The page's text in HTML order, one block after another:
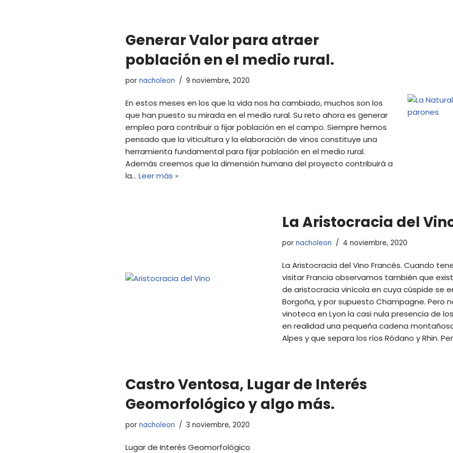
Generar Valor para atraer
población en el medio rural.
pornacholeon 9 noviembre, 2020
En estos meses en los que la vida nos ha cambiado, muchos son los
que han puesto su mirada en el medio rural. Su reto ahora es generar
empleo para contribuir a fijar población en el campo. Siempre hemos
pensado que la viticultura y la elaboración de vinos constituye una
herramienta fundamental para fijar población en el medio rural.
Además creemos que la dimensión humana del proyecto contribuirá a
la…Leer más »
La Aristocracia del
por nacholeon 4 noviembre, 2020
La Aristocracia del Vino Francés. Cuando
visitar Francia observamos también que
de aristocracia vinícola en cuya cúspide se
Borgoña, y por supuesto Champagne. Pero
vinoteca en Lyon la casi nula presencia de
en realidad una pequeña cadena
Alpes y que separa los ríos Ródano y Rhin.
Castro Ventosa, Lugar de Interés
Geomorfológico y algo más.
pornacholeon 3 noviembre, 2020
Lugar de Interés Geomorfológico